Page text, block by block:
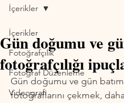
İçerikler
Fotoğrafçılık
Fotoğraf Düzenleme
Videografi
İçerikler
Gün doğumu ve
fotoğrafçılığı
Gün doğumu ve gün
fotoğraflarını çekmek,